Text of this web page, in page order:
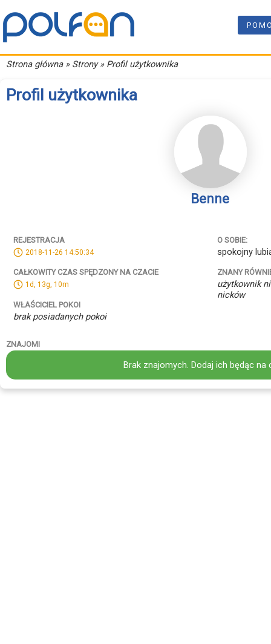
Strona główna» Strony » Profil użytkownika
Profil użytkownika
Benne
REJESTRACJA
2018-11-26 14:50:34
CAŁKOWITY CZAS SPĘDZONY NA CZACIE
1d, 13g, 10m
WŁAŚCICIEL POKOI
brak posiadanych pokoi
O SOBIE:
spokojny
ZNANY
użytkownik
nicków
ZNAJOMI
Brak znajomych. Dodaj ich będąc na